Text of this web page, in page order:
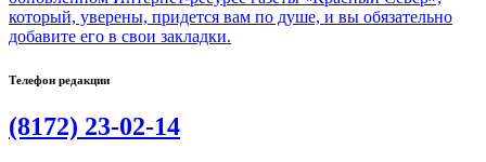
который, уверены, придется вам по душе, и вы обязательно
добавите его в свои закладки.
Телефон редакции
(8172) 23-02-14